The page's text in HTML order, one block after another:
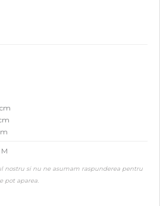
M
nostru si nu ne asumam raspunderea pentru
pot aparea.